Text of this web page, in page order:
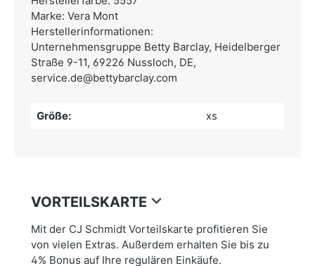
Marke: Vera Mont
Herstellerinformationen:
Unternehmensgruppe Betty Barclay, Heidelberger
Straße 9-11, 69226 Nussloch, DE,
service.de@bettybarclay.com
Größe: xs
VORTEILSKARTE
Mit der CJ Schmidt Vorteilskarte profitieren Sie
von vielen Extras. Außerdem erhalten Sie bis zu
4% Bonus auf Ihre regulären Einkäufe.